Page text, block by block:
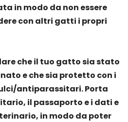
in modo da non essere
con altri gatti i propri
che il tuo gatto sia stato
e che sia protetto con i
antiparassitari. Porta
il passaporto e i dati e
in modo da poter